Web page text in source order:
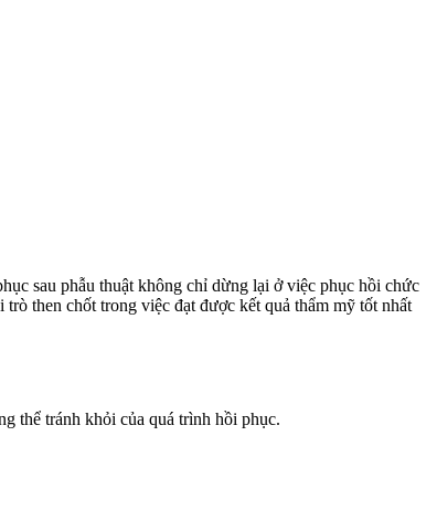
sau phẫu thuật không chỉ dừng lại ở việc phục hồi chức
then chốt trong việc đạt được kết quả thẩm mỹ tốt nhất
thể tránh khỏi của quá trình hồi phục.